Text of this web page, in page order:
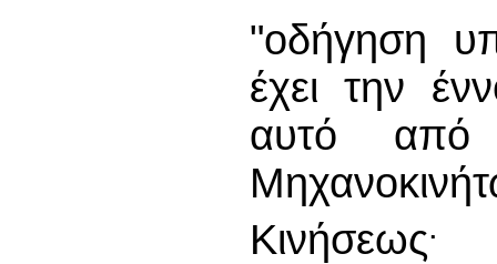
"οδήγηση
έχει την
αυτό
Κινήσεως.